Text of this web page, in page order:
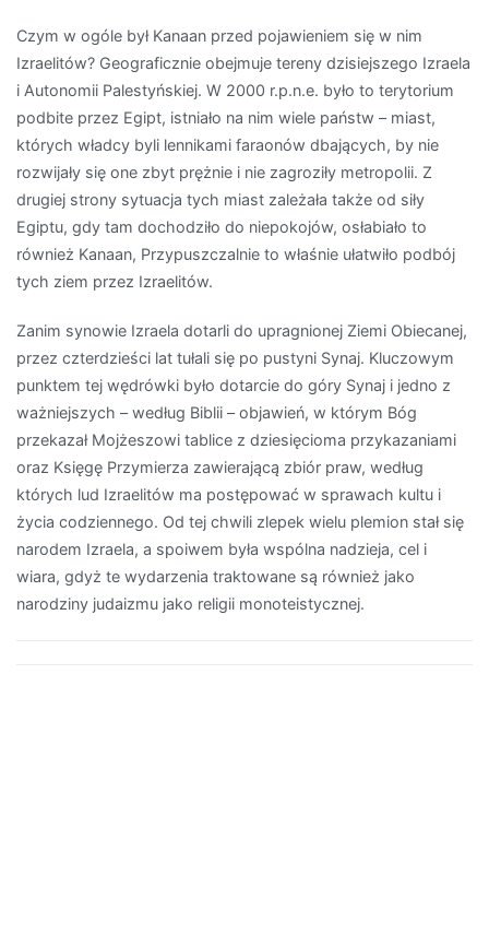
Czym w ogóle był Kanaan przed pojawieniem się w nim
Izraelitów? Geograficznie obejmuje tereny dzisiejszego Izraela
i Autonomii Palestyńskiej. W 2000 r.p.n.e. było to terytorium
podbite przez Egipt, istniało na nim wiele państw – miast,
których władcy byli lennikami faraonów dbających, by nie
rozwijały się one zbyt prężnie i nie zagroziły metropolii. Z
drugiej strony sytuacja tych miast zależała także od siły
Egiptu, gdy tam dochodziło do niepokojów, osłabiało to
również Kanaan, Przypuszczalnie to właśnie ułatwiło podbój
tych ziem przez Izraelitów.
Zanim synowie Izraela dotarli do upragnionej Ziemi Obiecanej,
przez czterdzieści lat tułali się po pustyni Synaj. Kluczowym
punktem tej wędrówki było dotarcie do góry Synaj i jedno z
ważniejszych – według Biblii – objawień, w którym Bóg
przekazał Mojżeszowi tablice z dziesięcioma przykazaniami
oraz Księgę Przymierza zawierającą zbiór praw, według
których lud Izraelitów ma postępować w sprawach kultu i
życia codziennego. Od tej chwili zlepek wielu plemion stał się
narodem Izraela, a spoiwem była wspólna nadzieja, cel i
wiara, gdyż te wydarzenia traktowane są również jako
narodziny judaizmu jako religii monoteistycznej.